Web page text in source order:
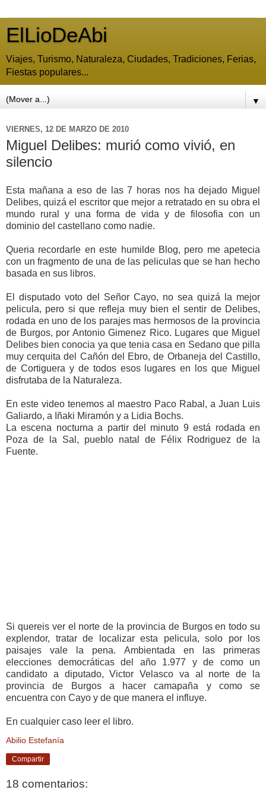
ElLioDeAbi
Viajes, Turismo, Naturaleza, Ciudades, Tradiciones, Ferias,
Fiestas populares...
▼
VIERNES, 12 DE MARZO DE 2010
Miguel Delibes: murió como vivió, en
silencio
Esta mañana a eso de las 7 horas nos ha dejado Miguel
Delibes, quizá el escritor que mejor a retratado en su obra el
mundo rural y una forma de vida y de filosofia con un
dominio del castellano como nadie.
Queria recordarle en este humilde Blog, pero me apetecia
con un fragmento de una de las peliculas que se han hecho
basada en sus libros.
El disputado voto del Señor Cayo, no sea quizá la mejor
pelicula, pero si que refleja muy bien el sentir de Delibes,
rodada en uno de los parajes mas hermosos de la provincia
de Burgos, por Antonio Gimenez Rico. Lugares que Miguel
Delibes bien conocia ya que tenia casa en Sedano que pilla
muy cerquita del Cañón del Ebro, de Orbaneja del Castillo,
de Cortiguera y de todos esos lugares en los que Miguel
disfrutaba de la Naturaleza.
En este video tenemos al maestro Paco Rabal, a Juan Luis
Galiardo, a Iñaki Miramón y a Lidia Bochs.
La escena nocturna a partir del minuto 9 está rodada en
Poza de la Sal, pueblo natal de Félix Rodriguez de la
Fuente.
Si quereis ver el norte de la provincia de Burgos en todo su
explendor, tratar de localizar esta pelicula, solo por los
paisajes vale la pena. Ambientada en las primeras
elecciones democráticas del año 1.977 y de como un
candidato a diputado, Victor Velasco va al norte de la
provincia de Burgos a hacer camapaña y como se
encuentra con Cayo y de que manera el influye.
En cualquier caso leer el libro.
Abilio Estefanía
Compartir
18 comentarios: